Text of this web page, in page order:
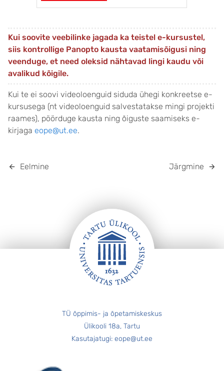
Kui soovite veebilinke jagada ka teistel e-kursustel,
siis kontrollige Panopto kausta vaatamisõigusi ning
veenduge, et need oleksid nähtavad lingi kaudu või
avalikud kõigile.
Kui te ei soovi videoloenguid siduda ühegi konkreetse e-
kursusega (nt videoloenguid salvestatakse mingi projekti
raames), pöörduge kausta ning õiguste saamiseks e-
kirjaga eope@ut.ee.
Eelmine Järgmine
TÜ õppimis- ja õpetamiskeskus
Ülikooli 18a, Tartu
Kasutajatugi: eope@ut.ee